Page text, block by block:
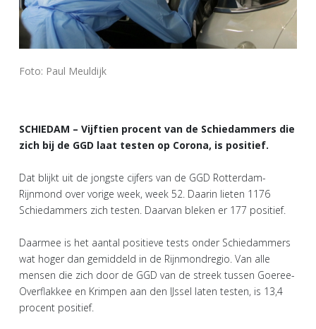
Foto: Paul Meuldijk
SCHIEDAM – Vijftien procent van de Schiedammers die
zich bij de GGD laat testen op Corona, is positief.
Dat blijkt uit de jongste cijfers van de GGD Rotterdam-
Rijnmond over vorige week, week 52. Daarin lieten 1176
Schiedammers zich testen. Daarvan bleken er 177 positief.
Daarmee is het aantal positieve tests onder Schiedammers
wat hoger dan gemiddeld in de Rijnmondregio. Van alle
mensen die zich door de GGD van de streek tussen Goeree-
Overflakkee en Krimpen aan den IJssel laten testen, is 13,4
procent positief.